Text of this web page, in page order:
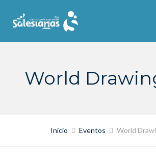
contenido
World
Inicio Eventos World